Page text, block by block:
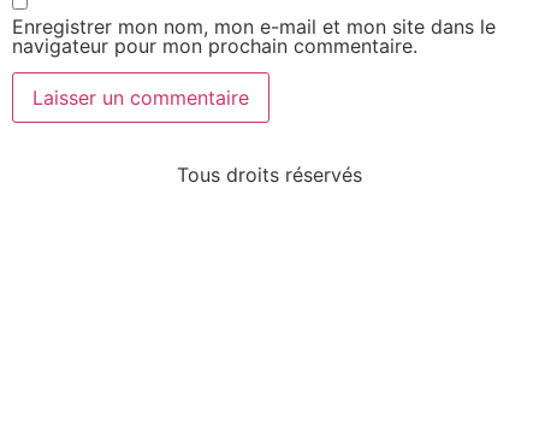
Enregistrer mon nom, mon e-mail et mon site dans le
navigateur pour mon prochain commentaire.
Tous droits réservés